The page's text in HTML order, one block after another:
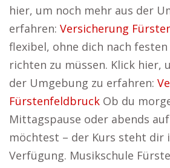
hier, um noch mehr aus der
erfahren: Versicherung
flexibel, ohne dich nach
richten zu müssen. Klick hier,
der Umgebung zu erfahren:
Fürstenfeldbruck Ob du
Mittagspause oder abends
möchtest – der Kurs steht dir
Verfügung. Musikschule